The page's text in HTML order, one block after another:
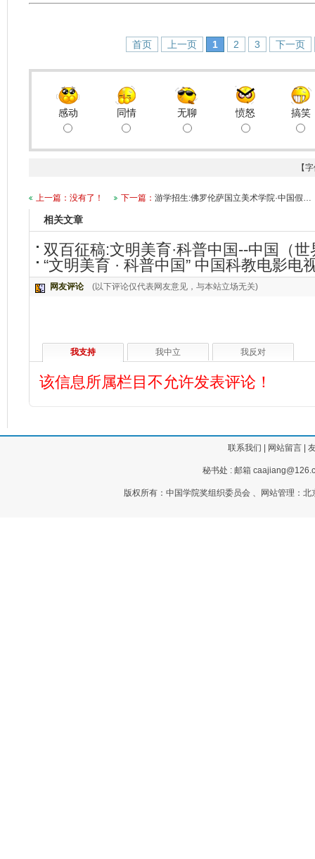
首页 上一页 1 2 3 下一页
感动 同情 无聊 愤怒 搞笑
【
上一篇：没有了！ 下一篇： 游学招生:佛罗伦萨国立美术学院·中国假…
相关文章
双百征稿:文明美育·科普中国--中国（
“文明美育 · 科普中国” 中国科教电影
网友评论 (以下评论仅代表网友意见，与本站立场无关)
我支持 我中立 我反对
该信息所属栏目不允许发表评论！
联系我们 网站留言|
秘书处 : 邮箱
版权所有：中国学院奖组织委员会 、网站管理：